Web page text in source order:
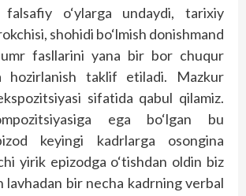
o‘ylarga undaydi, tarixiy
shohidi bo‘lmish donishmand
umr fasllarini yana bir bor chuqur
hozirlanish taklif etiladi. Mazkur
sifatida qabul qilamiz.
ega bo‘lgan bu
keyingi kadrlarga osongina
yirik epizodga o‘tishdan oldin biz
lavhadan bir necha kadrning verbal